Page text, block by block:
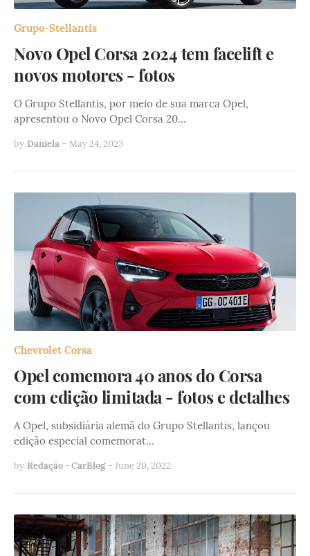
Grupo-Stellantis
Novo Opel Corsa 2024 tem facelift e
novos motores - fotos
O Grupo Stellantis, por meio de sua marca Opel,
apresentou o Novo Opel Corsa 20…
by Daniela - May 24, 2023
Chevrolet Corsa
Opel comemora 40 anos do Corsa
com edição limitada - fotos e detalhes
A Opel, subsidiária alemã do Grupo Stellantis, lançou
edição especial comemorat…
by Redação - CarBlog - June 20, 2022